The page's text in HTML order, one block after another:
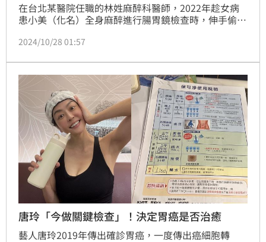
在台北某醫院任職的林姓麻醉科醫師，2022年趁女病
患小美（化名）全身麻醉進行腸胃鏡檢查時，伸手偷摸
透過門簾認出醫師特徵，事後返家致電醫院控訴此事。
審理後依法判1年2個月有期徒刑，可上訴。
2024/10/28 01:57
唐玲「今做關鍵檢查」！決定胃癌是否治癒
藝人唐玲2019年傳出確診胃癌，一度傳出癌細胞轉